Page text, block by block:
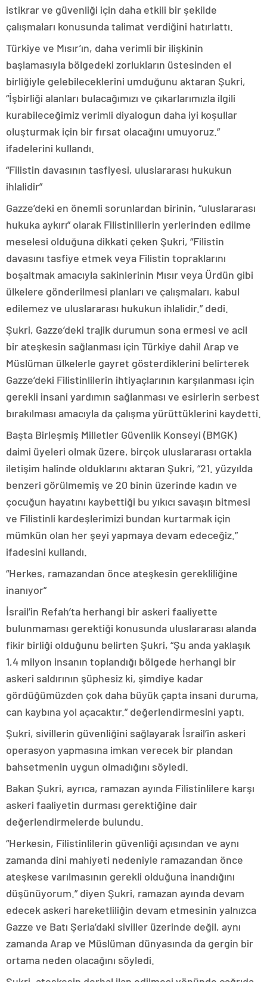
istikrar ve güvenliği için daha etkili bir şekilde
çalışmaları konusunda talimat verdiğini hatırlattı.
Türkiye ve Mısır’ın, daha verimli bir ilişkinin
başlamasıyla bölgedeki zorlukların üstesinden el
birliğiyle gelebileceklerini umduğunu aktaran Şukri,
“İşbirliği alanları bulacağımızı ve çıkarlarımızla ilgili
kurabileceğimiz verimli diyalogun daha iyi koşullar
oluşturmak için bir fırsat olacağını umuyoruz.”
ifadelerini kullandı.
“Filistin davasının tasfiyesi, uluslararası hukukun
ihlalidir”
Gazze’deki en önemli sorunlardan birinin, “uluslararası
hukuka aykırı” olarak Filistinlilerin yerlerinden edilme
meselesi olduğuna dikkati çeken Şukri, “Filistin
davasını tasfiye etmek veya Filistin topraklarını
boşaltmak amacıyla sakinlerinin Mısır veya Ürdün gibi
ülkelere gönderilmesi planları ve çalışmaları, kabul
edilemez ve uluslararası hukukun ihlalidir.” dedi.
Şukri, Gazze’deki trajik durumun sona ermesi ve acil
bir ateşkesin sağlanması için Türkiye dahil Arap ve
Müslüman ülkelerle gayret gösterdiklerini belirterek
Gazze’deki Filistinlilerin ihtiyaçlarının karşılanması için
gerekli insani yardımın sağlanması ve esirlerin serbest
bırakılması amacıyla da çalışma yürüttüklerini kaydetti.
Başta Birleşmiş Milletler Güvenlik Konseyi (BMGK)
daimi üyeleri olmak üzere, birçok uluslararası ortakla
iletişim halinde olduklarını aktaran Şukri, “21. yüzyılda
benzeri görülmemiş ve 20 binin üzerinde kadın ve
çocuğun hayatını kaybettiği bu yıkıcı savaşın bitmesi
ve Filistinli kardeşlerimizi bundan kurtarmak için
mümkün olan her şeyi yapmaya devam edeceğiz.”
ifadesini kullandı.
“Herkes, ramazandan önce ateşkesin gerekliliğine
inanıyor”
İsrail’in Refah’ta herhangi bir askeri faaliyette
bulunmaması gerektiği konusunda uluslararası alanda
fikir birliği olduğunu belirten Şukri, “Şu anda yaklaşık
1,4 milyon insanın toplandığı bölgede herhangi bir
askeri saldırının şüphesiz ki, şimdiye kadar
gördüğümüzden çok daha büyük çapta insani duruma,
can kaybına yol açacaktır.” değerlendirmesini yaptı.
Şukri, sivillerin güvenliğini sağlayarak İsrail’in askeri
operasyon yapmasına imkan verecek bir plandan
bahsetmenin uygun olmadığını söyledi.
Bakan Şukri, ayrıca, ramazan ayında Filistinlilere karşı
askeri faaliyetin durması gerektiğine dair
değerlendirmelerde bulundu.
“Herkesin, Filistinlilerin güvenliği açısından ve aynı
zamanda dini mahiyeti nedeniyle ramazandan önce
ateşkese varılmasının gerekli olduğuna inandığını
düşünüyorum.” diyen Şukri, ramazan ayında devam
edecek askeri hareketliliğin devam etmesinin yalnızca
Gazze ve Batı Şeria’daki siviller üzerinde değil, aynı
zamanda Arap ve Müslüman dünyasında da gergin bir
ortama neden olacağını söyledi.